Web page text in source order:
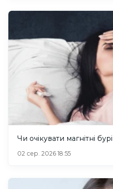
Чи очікувати магнітні
02 сер. 2026 18:55